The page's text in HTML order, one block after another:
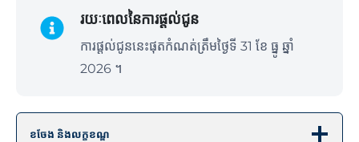
រយៈពេលនៃការផ្ដល់ជូន
ការផ្ដល់ជូននេះផុតកំណត់ត្រឹមថ្ងៃទី 31 ខែ ធ្នូ ឆ្នាំ
2026 ។
ខចែង និងលក្ខខណ្ឌ